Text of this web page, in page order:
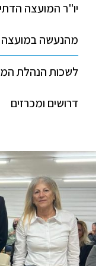
יו"ר המועצה
מהנעשה במועצה
לשכות הנהלת
דרושים ומכרזים